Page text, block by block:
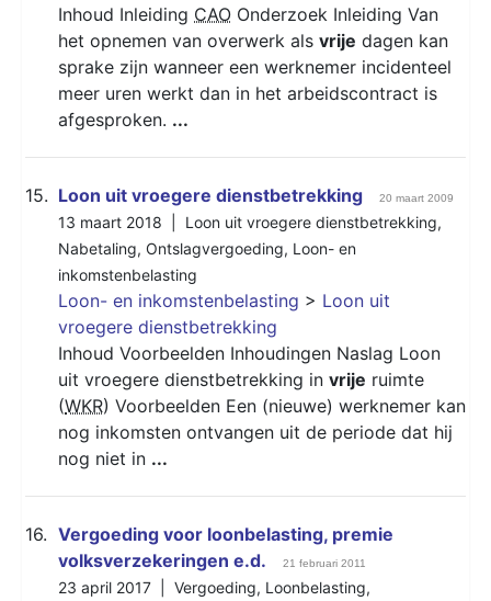
Inhoud Inleiding CAO Onderzoek Inleiding Van
het opnemen van overwerk als vrije dagen kan
sprake zijn wanneer een werknemer incidenteel
meer uren werkt dan in het arbeidscontract is
afgesproken. ...
15. Loon uit vroegere dienstbetrekking 20 maart 2009
13 maart 2018 | Loon uit vroegere dienstbetrekking,
Nabetaling, Ontslagvergoeding, Loon- en
inkomstenbelasting
Loon- en inkomstenbelasting > Loon uit
vroegere dienstbetrekking
Inhoud Voorbeelden Inhoudingen Naslag Loon
uit vroegere dienstbetrekking in vrije ruimte
(WKR) Voorbeelden Een (nieuwe) werknemer kan
nog inkomsten ontvangen uit de periode dat hij
nog niet in ...
16. Vergoeding voor loonbelasting, premie
volksverzekeringen e.d.
21 februari 2011
23 april 2017 | Vergoeding, Loonbelasting,